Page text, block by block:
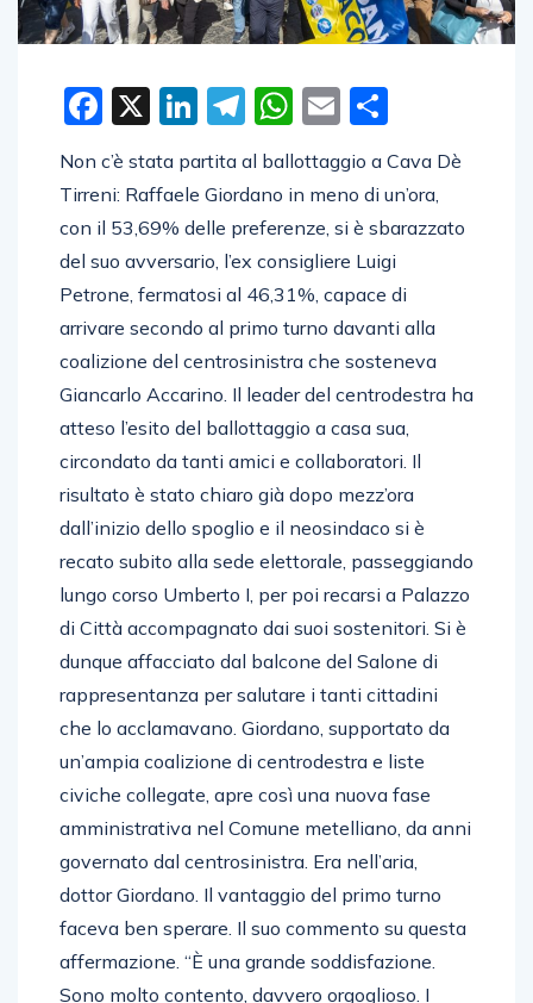
Facebook
X LinkedIn
Telegram
WhatsApp
Email
Non c’è stata partita al ballottaggio a Cava Dè
Tirreni: Raffaele Giordano in meno di un’ora,
con il 53,69% delle preferenze, si è sbarazzato
del suo avversario, l’ex consigliere Luigi
Petrone, fermatosi al 46,31%, capace di
arrivare secondo al primo turno davanti alla
coalizione del centrosinistra che sosteneva
Giancarlo Accarino. Il leader del centrodestra ha
atteso l’esito del ballottaggio a casa sua,
circondato da tanti amici e collaboratori. Il
risultato è stato chiaro già dopo mezz’ora
dall’inizio dello spoglio e il neosindaco si è
recato subito alla sede elettorale, passeggiando
lungo corso Umberto I, per poi recarsi a Palazzo
di Città accompagnato dai suoi sostenitori. Si è
dunque affacciato dal balcone del Salone di
rappresentanza per salutare i tanti cittadini
che lo acclamavano. Giordano, supportato da
un’ampia coalizione di centrodestra e liste
civiche collegate, apre così una nuova fase
amministrativa nel Comune metelliano, da anni
governato dal centrosinistra. Era nell’aria,
dottor Giordano. Il vantaggio del primo turno
faceva ben sperare. Il suo commento su questa
affermazione. “È una grande soddisfazione.
Sono molto contento, davvero orgoglioso. I